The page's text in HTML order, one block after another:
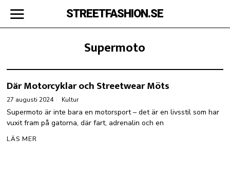
STREETFASHION.SE
Supermoto
Där Motorcyklar och Streetwear Möts
27 augusti 2024 Kultur
Supermoto är inte bara en motorsport – det är en livsstil som har
vuxit fram på gatorna, där fart, adrenalin och en
LÄS MER